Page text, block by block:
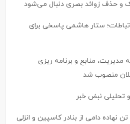
و حذف زوائد بصری دنبال می‌شود
ستار هاشمی پاسخی برای
منابع و برنامه ریزی
منصوب شد
و تحلیلی نبض خبر